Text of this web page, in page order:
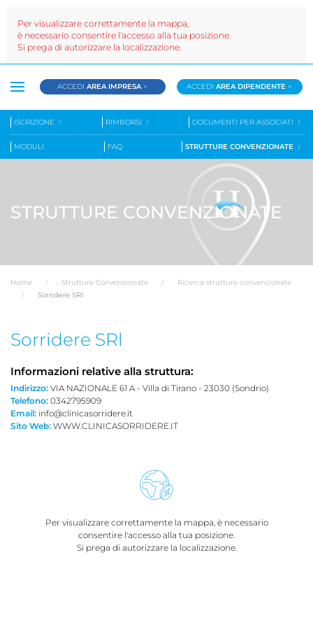
ACCEDIAREA IMPRESA > ACCEDIAREA DIPENDENTE >
ISCRIZIONE RIMBORSI DOCUMENTI PER ASSOCIATI
MODULI FAQ STRUTTURE CONVENZIONATE
STRUTTURE CONVENZIONATE
Home Strutture Convenzionate
Ricerca strutture convenzionate
Sorridere SRl
Sorridere SRl
Informazioni relative alla struttura:
Indirizzo: VIA NAZIONALE 61 A - Villa di Tirano - 23030 (Sondrio)
Telefono: 0342795909
Email: info@clinicasorridere.it
Sito Web: WWW.CLINICASORRIDERE.IT
Per visualizzare correttamente la mappa, è necessario
consentire l'accesso alla tua posizione.
Si prega di autorizzare la localizzazione.
Per visualizzare correttamente la mappa,
è necessario consentire l'accesso alla tua posizione.
Si prega di autorizzare la localizzazione.